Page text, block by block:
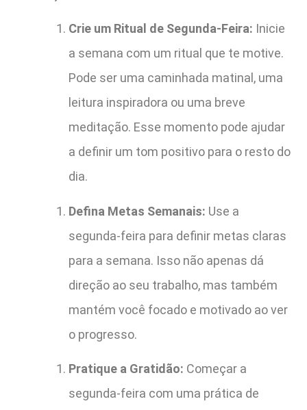
Crie um Ritual de Segunda-Feira: Inicie
a semana com um ritual que te motive.
Pode ser uma caminhada matinal, uma
leitura inspiradora ou uma breve
meditação. Esse momento pode ajudar
a definir um tom positivo para o resto do
dia.
Defina Metas Semanais: Use a
segunda-feira para definir metas claras
para a semana. Isso não apenas dá
direção ao seu trabalho, mas também
mantém você focado e motivado ao ver
o progresso.
Pratique a Gratidão: Começar a
segunda-feira com uma prática de